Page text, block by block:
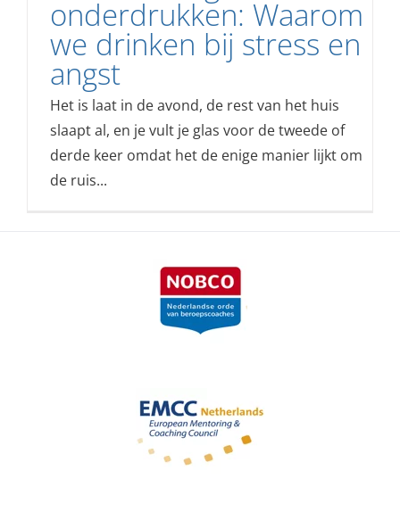
onderdrukken: Waarom
we drinken bij stress en
angst
Het is laat in de avond, de rest van het huis
slaapt al, en je vult je glas voor de tweede of
derde keer omdat het de enige manier lijkt om
de ruis...